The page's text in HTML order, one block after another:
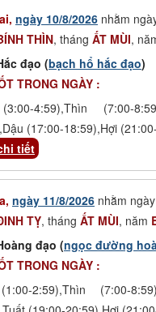
ngày 10/8/2026 nhằm
THÌN, tháng ẤT MÙI,
đạo (bạch hổ hắc đạo)
TRONG NGÀY :
4:59),Thìn (7:00-
(17:00-18:59),Hợi
tiết
ngày 11/8/2026 nhằm ngày
TỴ, tháng ẤT MÙI, năm
đạo (ngọc đường
TRONG NGÀY :
2:59),Thìn (7:00-